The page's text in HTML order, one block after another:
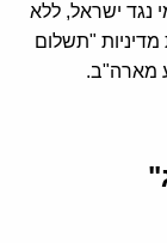
נגד ישראל, ללא
"תשלום
מארה"ב.